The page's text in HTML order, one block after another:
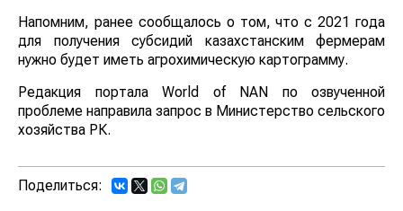
Напомним, ранее сообщалось о том, что с 2021 года
для получения субсидий казахстанским фермерам
нужно будет иметь агрохимическую картограмму.
Редакция портала World of NAN по озвученной
проблеме направила запрос в Министерство сельского
хозяйства РК.
Поделиться: